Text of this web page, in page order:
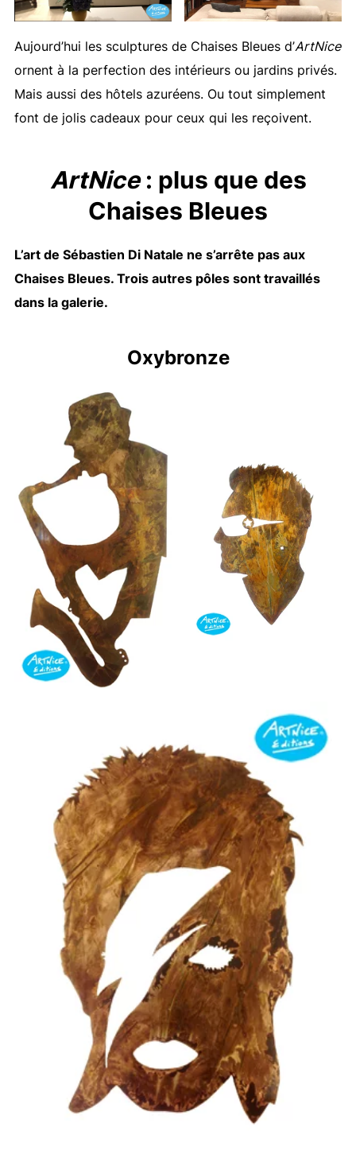
Aujourd’hui les sculptures de Chaises Bleues d’ArtNice
ornent à la perfection des intérieurs ou jardins privés.
Mais aussi des hôtels azuréens. Ou tout simplement
font de jolis cadeaux pour ceux qui les reçoivent.
ArtNice: plus que des
Chaises Bleues
L’art de Sébastien Di Natale ne s’arrête pas aux
Chaises Bleues. Trois autres pôles sont travaillés
dans la galerie.
Oxybronze